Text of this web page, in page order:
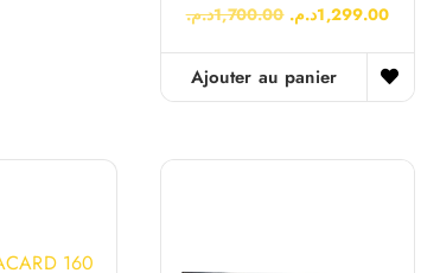
1,700.00د.م. 1,299.00د.م.
Ajouter au panier